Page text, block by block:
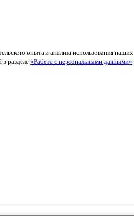
опыта и анализа использования
в разделе «Работа с персональными данными»